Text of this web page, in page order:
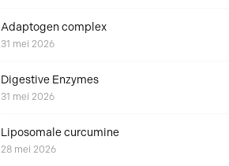
Adaptogen complex
31 mei 2026
Digestive Enzymes
31 mei 2026
Liposomale curcumine
28 mei 2026